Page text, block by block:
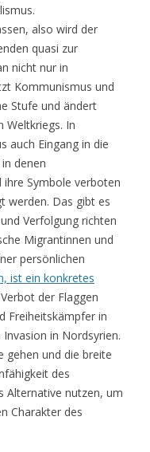
also wird der
quasi zur
nicht nur in
Kommunismus und
Stufe und ändert
Weltkriegs. In
auch Eingang in die
denen
Symbole verboten
werden. Das gibt es
Verfolgung richten
Migrantinnen und
persönlichen
ist ein konkretes
der Flaggen
Freiheitskämpfer in
in Nordsyrien.
gehen und die breite
des
Alternative nutzen, um
Charakter des